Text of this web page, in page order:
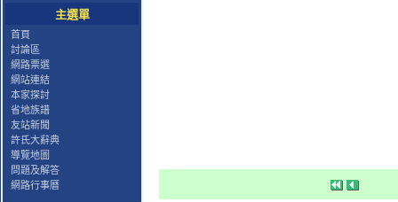
主選單
首頁
討論區
網路票選
網站連結
本家探討
省地族譜
友站新聞
許氏大辭典
導覽地圖
問題及解答
網路行事曆